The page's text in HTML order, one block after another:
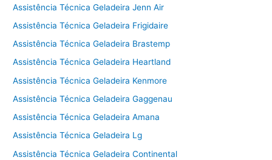
Assistência Técnica Geladeira Jenn Air
Assistência Técnica Geladeira Frigidaire
Assistência Técnica Geladeira Brastemp
Assistência Técnica Geladeira Heartland
Assistência Técnica Geladeira Kenmore
Assistência Técnica Geladeira Gaggenau
Assistência Técnica Geladeira Amana
Assistência Técnica Geladeira Lg
Assistência Técnica Geladeira Continental